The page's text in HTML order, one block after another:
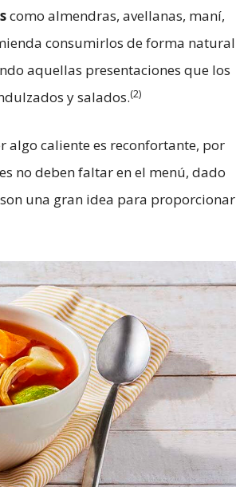
como almendras, avellanas, maní,
consumirlos de forma natural
aquellas presentaciones que los
y salados.(2)
algo caliente es reconfortante, por
no deben faltar en el menú, dado
una gran idea para proporcionar